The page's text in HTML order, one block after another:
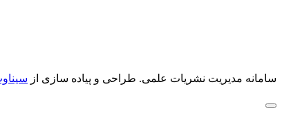
سامانه مدیریت نشریات علمی. طراحی و پیاده سازی از